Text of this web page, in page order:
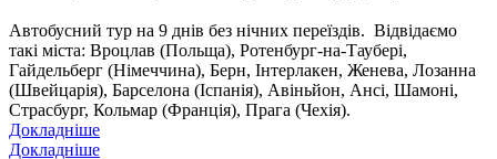
Автобусний тур на 9 днів без нічних переїздів. Відвідаємо
такі міста: Вроцлав (Польща), Ротенбург-на-Таубері,
Гайдельберг (Німеччина), Берн, Інтерлакен, Женева, Лозанна
(Швейцарія), Барселона (Іспанія), Авіньйон, Ансі, Шамоні,
Страсбург, Кольмар (Франція), Прага (Чехія).
Докладніше
Докладніше